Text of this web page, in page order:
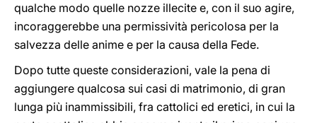
qualche modo quelle nozze illecite e, con il suo agire,
incoraggerebbe una permissività pericolosa per la
salvezza delle anime e per la causa della Fede.
Dopo tutte queste considerazioni, vale la pena di
aggiungere qualcosa sui casi di matrimonio, di gran
lunga più inammissibili, fra cattolici ed eretici, in cui la